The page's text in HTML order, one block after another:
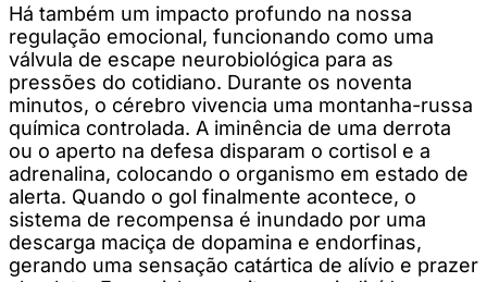
Há também um impacto profundo na nossa
regulação emocional, funcionando como uma
válvula de escape neurobiológica para as
pressões do cotidiano. Durante os noventa
minutos, o cérebro vivencia uma montanha-russa
química controlada. A iminência de uma derrota
ou o aperto na defesa disparam o cortisol e a
adrenalina, colocando o organismo em estado de
alerta. Quando o gol finalmente acontece, o
sistema de recompensa é inundado por uma
descarga maciça de dopamina e endorfinas,
gerando uma sensação catártica de alívio e prazer